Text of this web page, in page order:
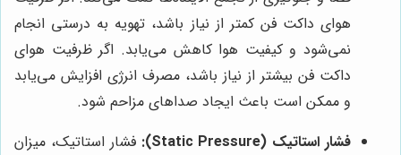
هوای داکت فن کمتر از نیاز باشد، تهویه به درستی انجام
نمی‌شود و کیفیت هوا کاهش می‌یابد. اگر ظرفیت هوای
داکت فن بیشتر از نیاز باشد، مصرف انرژی افزایش می‌یابد
و ممکن است باعث ایجاد صداهای مزاحم شود.
فشار استاتیک (Static Pressure):
فشار استاتیک، میزان